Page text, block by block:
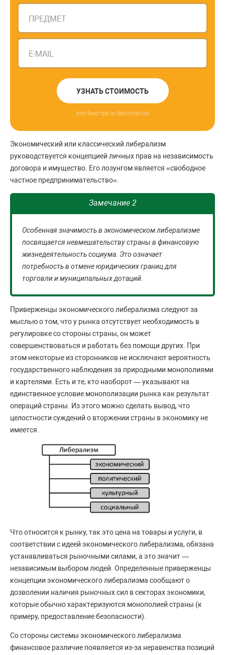
ПРЕДМЕТ
E-MAIL
УЗНАТЬ СТОИМОСТЬ
это быстро и бесплатно
Экономический или классический либерализм
руководствуется концепцией личных прав на независимость
договора и имущество. Его лозунгом является «свободное
частное предпринимательство».
Замечание 2
Особенная значимость в экономическом либерализме
посвящается невмешательству страны в финансовую
жизнедеятельность социума. Это означает
потребность в отмене юридических границ для
торговли и муниципальных дотаций.
Приверженцы экономического либерализма следуют за
мыслью о том, что у рынка отсутствует необходимость в
регулировке со стороны страны, он может
совершенствоваться и работать без помощи других. При
этом некоторые из сторонников не исключают вероятность
государственного наблюдения за природными монополиями
и картелями. Есть и те, кто наоборот — указывают на
единственное условие монополизации рынка как результат
операций страны. Из этого можно сделать вывод, что
целостности суждений о вторжении страны в экономику не
имеется.
Что относится к рынку, так это цена на товары и услуги, в
соответствии с идеей экономического либерализма, обязана
устанавливаться рыночными силами, а это значит —
независимым выбором людей. Определенные приверженцы
концепции экономического либерализма сообщают о
дозволении наличия рыночных сил в секторах экономики,
которые обычно характеризуются монополией страны (к
примеру, предоставление безопасности).
Со стороны системы экономического либерализма
финансовое различие появляется из-за неравенства позиций